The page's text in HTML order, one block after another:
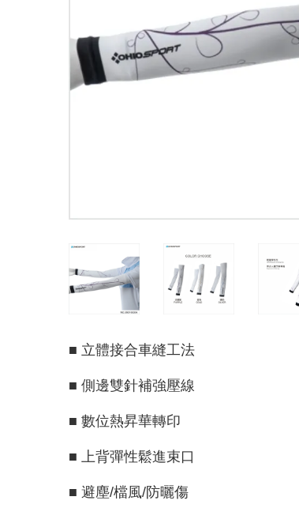
■ 立體接合車縫工法
■ 側邊雙針補強壓線
■ 數位熱昇華轉印
■ 上背彈性鬆進束口
■ 避塵/檔風/防曬傷